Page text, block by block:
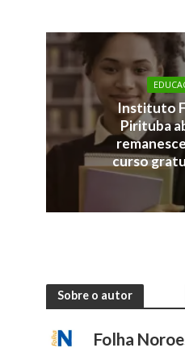
Instituto
Pirituba
curso
Sobre o autor
Folha